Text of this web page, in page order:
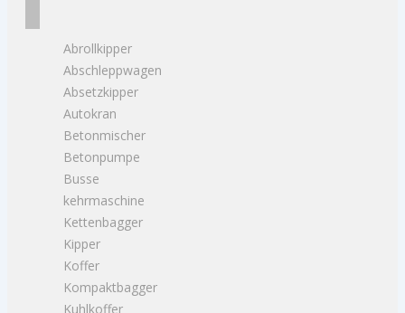
Abrollkipper
Abschleppwagen
Absetzkipper
Autokran
Betonmischer
Betonpumpe
Busse
kehrmaschine
Kettenbagger
Kipper
Koffer
Kompaktbagger
Kuhlkoffer